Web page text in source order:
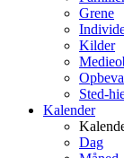
Grene
Kilder
Sted-
Kalender
Dag